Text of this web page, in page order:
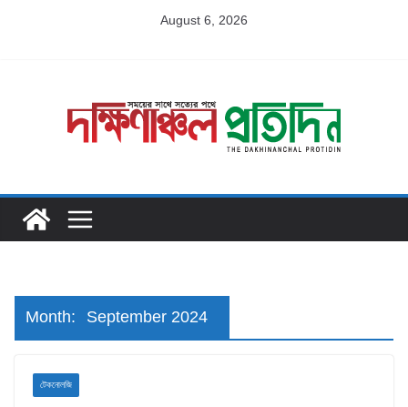
August 6, 2026
Month: September 2024
টেকনোলজি